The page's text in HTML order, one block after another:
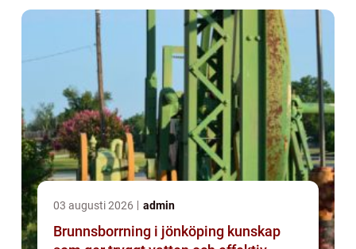
03 augusti 2026 admin
Brunnsborrning i jönköping kunskap